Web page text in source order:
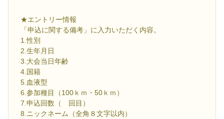
★エントリー情報
「申込に関する備考」に入力いただく内容。
1.性別
2.生年月日
3.大会当日年齢
4.国籍
5.血液型
6.参加種目（100ｋｍ・50ｋｍ）
7.申込回数（ 回目）
8.ニックネーム（全角８文字以内）